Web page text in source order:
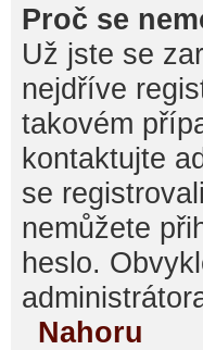
Proč se
Už jste se
nejdříve
takovém
kontaktujte
se
nemůžete
heslo.
Nahoru